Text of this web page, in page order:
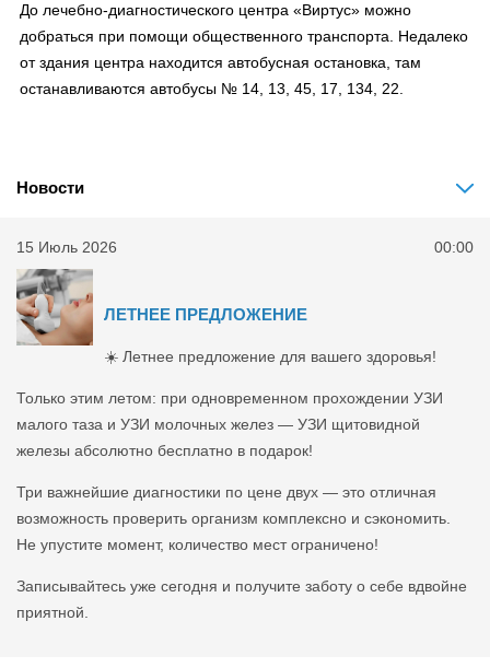
До лечебно-диагностического центра «Виртус» можно
добраться при помощи общественного транспорта. Недалеко
от здания центра находится автобусная остановка, там
останавливаются автобусы № 14, 13, 45, 17, 134, 22.
Новости
15 Июль 2026 00:00
ЛЕТНЕЕ ПРЕДЛОЖЕНИЕ
☀️ Летнее предложение для вашего здоровья!
Только этим летом: при одновременном прохождении УЗИ
малого таза и УЗИ молочных желез — УЗИ щитовидной
железы абсолютно бесплатно в подарок!
Три важнейшие диагностики по цене двух — это отличная
возможность проверить организм комплексно и сэкономить.
Не упустите момент, количество мест ограничено!
Записывайтесь уже сегодня и получите заботу о себе вдвойне
приятной.